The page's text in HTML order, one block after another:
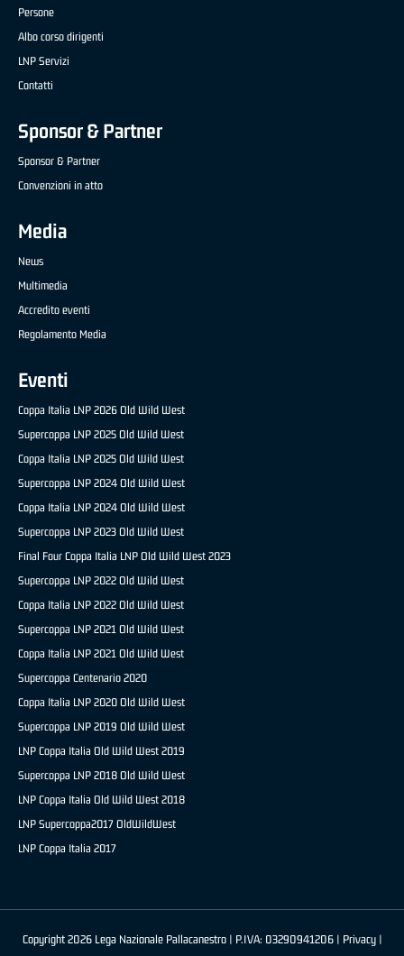
Persone
Albo corso dirigenti
LNP Servizi
Contatti
Sponsor & Partner
Sponsor & Partner
Convenzioni in atto
Media
News
Multimedia
Accredito eventi
Regolamento Media
Eventi
Coppa Italia LNP 2026 Old Wild West
Supercoppa LNP 2025 Old Wild West
Coppa Italia LNP 2025 Old Wild West
Supercoppa LNP 2024 Old Wild West
Coppa Italia LNP 2024 Old Wild West
Supercoppa LNP 2023 Old Wild West
Final Four Coppa Italia LNP Old Wild West 2023
Supercoppa LNP 2022 Old Wild West
Coppa Italia LNP 2022 Old Wild West
Supercoppa LNP 2021 Old Wild West
Coppa Italia LNP 2021 Old Wild West
Supercoppa Centenario 2020
Coppa Italia LNP 2020 Old Wild West
Supercoppa LNP 2019 Old Wild West
LNP Coppa Italia Old Wild West 2019
Supercoppa LNP 2018 Old Wild West
LNP Coppa Italia Old Wild West 2018
LNP Supercoppa2017 OldWildWest
LNP Coppa Italia 2017
Copyright 2026 Lega Nazionale Pallacanestro | P.IVA: 03290941206 | Privacy|